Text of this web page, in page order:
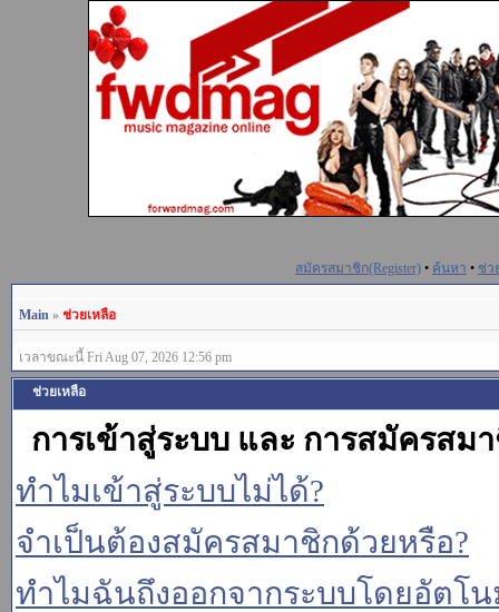
สมัครสมาชิก(Register) • ค้นหา • ช่ว
Main » ช่วยเหลือ
เวลาขณะนี้ Fri Aug 07, 2026 12:56 pm
ช่วยเหลือ
การเข้าสู่ระบบ และ การสมัครสม
ทำไมเข้าสู่ระบบไม่ได้?
จำเป็นต้องสมัครสมาชิกด้วยหรือ?
ทำไมฉันถึงออกจากระบบโดยอัตโ